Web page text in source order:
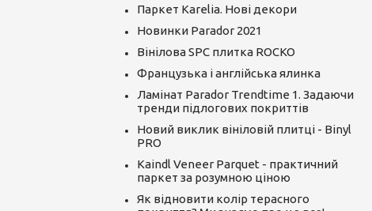
Паркет Karelia. Нові декори
Новинки Parador 2021
Вінілова SPC плитка ROCKO
Французька і англійська ялинка
Ламінат Parador Trendtime 1. Задаючи
тренди підлогових покриттів
Новий виклик вініловій плитці - Binyl
PRO
Kaindl Veneer Parquet - практичний
паркет за розумною ціною
Як відновити колір терасного